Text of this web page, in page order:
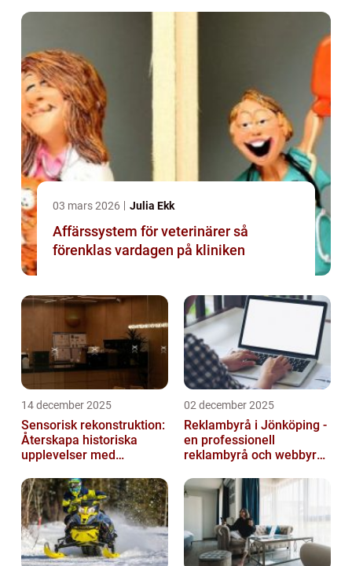
03 mars 2026 Julia Ekk
Affärssystem för veterinärer så
förenklas vardagen på kliniken
14 december 2025
Sensorisk rekonstruktion:
Återskapa historiska
upplevelser med
02 december 2025
Reklambyrå i Jönköping -
en professionell
reklambyrå och webbyrå
kommunikati...